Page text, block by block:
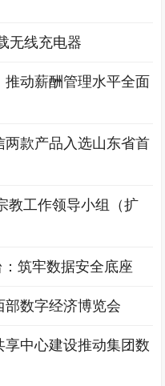
无线充电器
动薪酬管理水平全面
款产品入选山东省首
教工作领导小组（扩
筑牢数据安全底座
数字经济博览会
中心建设推动集团数